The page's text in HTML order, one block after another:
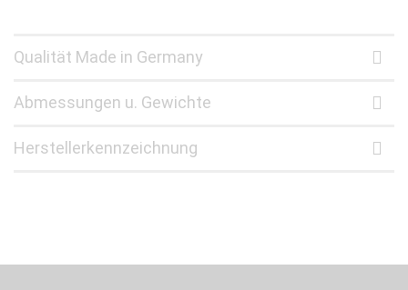
Qualität Made in Germany
Abmessungen u. Gewichte
Herstellerkennzeichnung